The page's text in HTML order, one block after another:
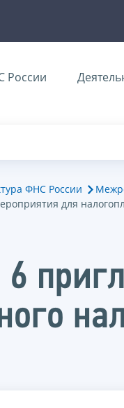
России
ФНС России
для